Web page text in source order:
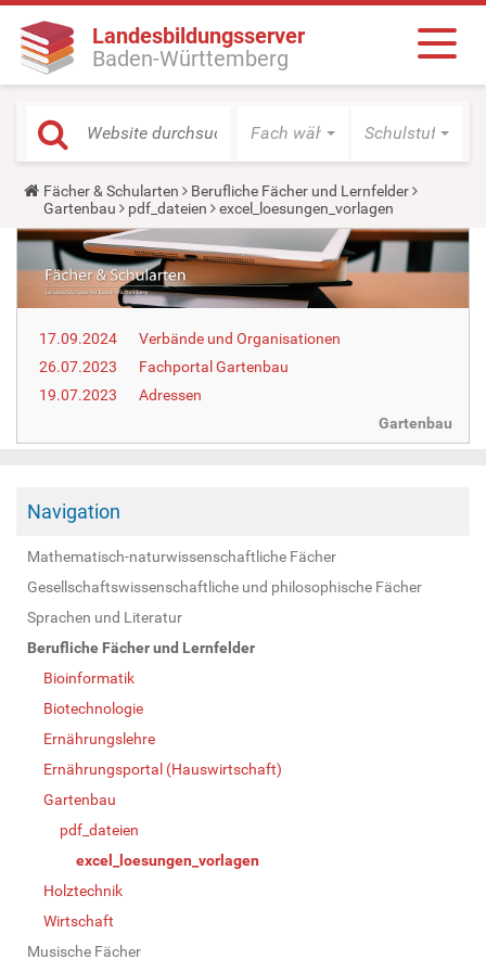
Landesbildungsserver
Baden-Württemberg
Fach wählen Schulstufe
Y
o
u
a
e
h
e
e
:
Fächer & Schularten
Berufliche Fächer und Lernfelder
Gartenbau
pdf_dateien excel_loesungen_vorlagen
17.09.2024
Verbände und Organisationen
26.07.2023
Fachportal Gartenbau
19.07.2023
Adressen
Gartenbau
Navigation
Mathematisch-naturwissenschaftliche Fächer
Gesellschaftswissenschaftliche und philosophische Fächer
Sprachen und Literatur
Berufliche Fächer und Lernfelder
Bioinformatik
Biotechnologie
Ernährungslehre
Ernährungsportal (Hauswirtschaft)
Gartenbau
pdf_dateien
excel_loesungen_vorlagen
Holztechnik
Wirtschaft
Musische Fächer